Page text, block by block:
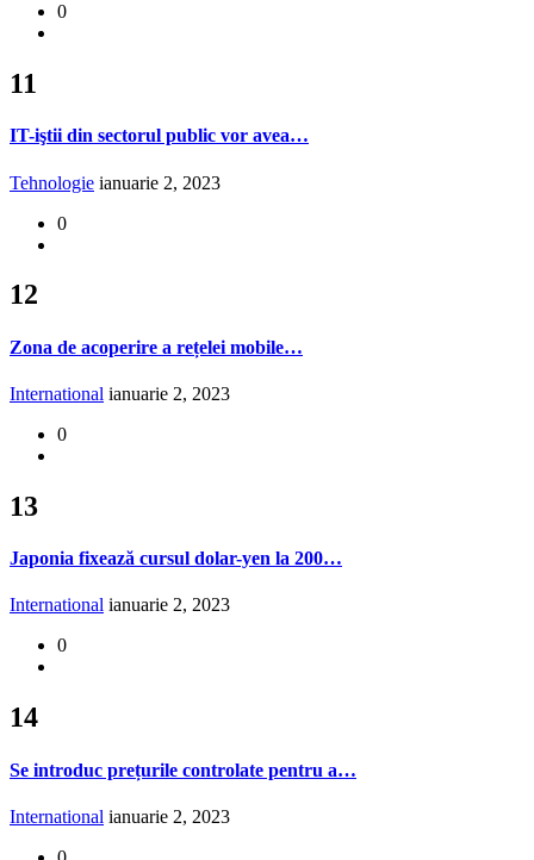
0
11
IT-iştii din sectorul public vor avea…
Tehnologie ianuarie 2, 2023
0
12
Zona de acoperire a rețelei mobile…
International ianuarie 2, 2023
0
13
Japonia fixează cursul dolar-yen la 200…
International ianuarie 2, 2023
0
14
Se introduc prețurile controlate pentru a…
International ianuarie 2, 2023